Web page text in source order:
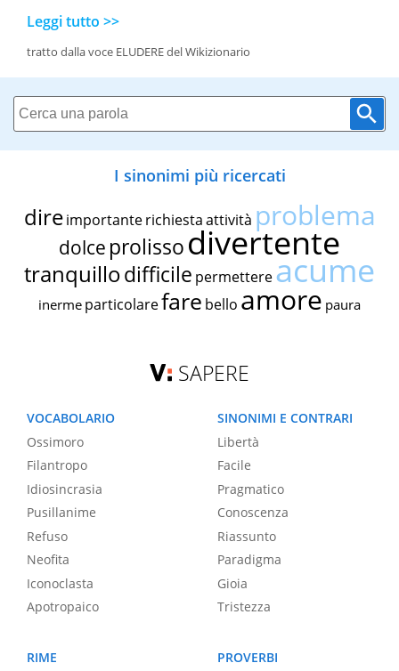
Leggi tutto >>
tratto dalla voce ELUDERE del Wikizionario
I sinonimi più ricercati
dire importante richiestaattività problema
dolce prolissodivertente
tranquillodifficile permettereacume
inerme particolarefare bello amore paura
SAPERE
VOCABOLARIO
Ossimoro
Filantropo
Idiosincrasia
Pusillanime
Refuso
Neofita
Iconoclasta
Apotropaico
SINONIMI E CONTRARI
Libertà
Facile
Pragmatico
Conoscenza
Riassunto
Paradigma
Gioia
Tristezza
RIME
PROVERBI